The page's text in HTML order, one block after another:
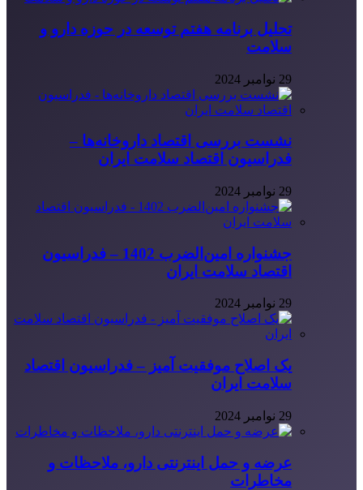
تحلیل برنامه هفتم توسعه در حوزه دارو و
سلامت
29 نوامبر 2024
نشست بررسی اقتصاد داروخانه‌ها –
فدراسیون اقتصاد سلامت ایران
29 نوامبر 2024
جشنواره امین‌الضرب 1402 – فدراسیون
اقتصاد سلامت ایران
29 نوامبر 2024
یک اصلاح موفقیت آمیز – فدراسیون اقتصاد
سلامت ایران
29 نوامبر 2024
عرضه و حمل اینترنتی دارو، ملاحظات و
مخاطرات